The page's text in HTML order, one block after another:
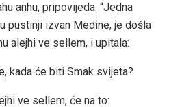
anhu, pripovijeda: “Jedna
pustinji izvan Medine, je došla
alejhi ve sellem, i upitala:
kada će biti Smak svijeta?
ve sellem, će na to: